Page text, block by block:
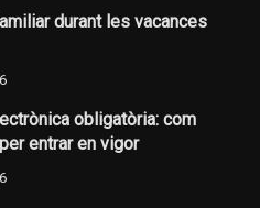
durant les vacances
obligatòria: com
entrar en vigor